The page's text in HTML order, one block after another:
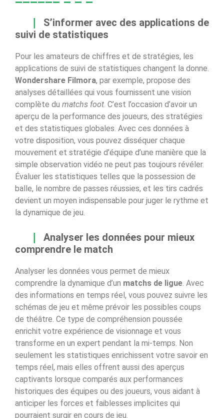
S’informer avec des applications de
suivi de statistiques
Pour les amateurs de chiffres et de stratégies, les
applications de suivi de statistiques changent la donne.
Wondershare Filmora, par exemple, propose des
analyses détaillées qui vous fournissent une vision
complète du matchs foot. C’est l’occasion d’avoir un
aperçu de la performance des joueurs, des stratégies
et des statistiques globales. Avec ces données à
votre disposition, vous pouvez disséquer chaque
mouvement et stratégie d’équipe d’une manière que la
simple observation vidéo ne peut pas toujours révéler.
Évaluer les statistiques telles que la possession de
balle, le nombre de passes réussies, et les tirs cadrés
devient un moyen indispensable pour juger le rythme et
la dynamique de jeu.
Analyser les données pour mieux
comprendre le match
Analyser les données vous permet de mieux
comprendre la dynamique d’un matchs de ligue . Avec
des informations en temps réel, vous pouvez suivre les
schémas de jeu et même prévoir les possibles coups
de théâtre. Ce type de compréhension poussée
enrichit votre expérience de visionnage et vous
transforme en un expert pendant la mi-temps. Non
seulement les statistiques enrichissent votre savoir en
temps réel, mais elles offrent aussi des aperçus
captivants lorsque comparés aux performances
historiques des équipes ou des joueurs, vous aidant à
anticiper les forces et faiblesses implicites qui
pourraient surgir en cours de jeu.